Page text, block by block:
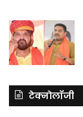
टेक्नोलॉजी